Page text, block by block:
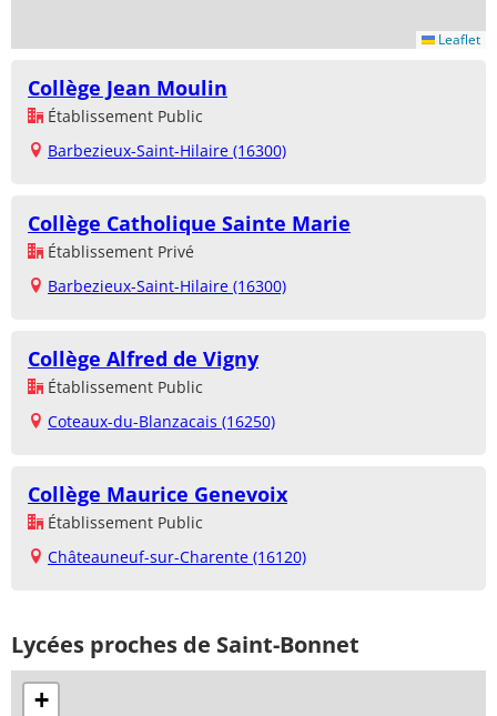
Leaflet
Collège Jean Moulin
Établissement Public
Barbezieux-Saint-Hilaire (16300)
Collège Catholique Sainte Marie
Établissement Privé
Barbezieux-Saint-Hilaire (16300)
Collège Alfred de Vigny
Établissement Public
Coteaux-du-Blanzacais (16250)
Collège Maurice Genevoix
Établissement Public
Châteauneuf-sur-Charente (16120)
Lycées proches de Saint-Bonnet
+